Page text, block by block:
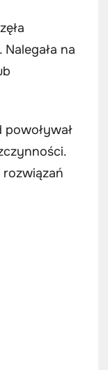
na